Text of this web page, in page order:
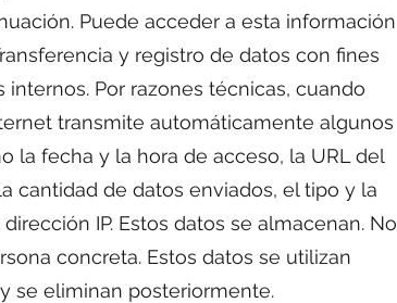
Puede acceder a esta información
y registro de datos con fines
Por razones técnicas, cuando
transmite automáticamente algunos
la fecha y la hora de acceso, la URL del
cantidad de datos enviados, el tipo y la
IP. Estos datos se almacenan. No
concreta. Estos datos se utilizan
se eliminan posteriormente.